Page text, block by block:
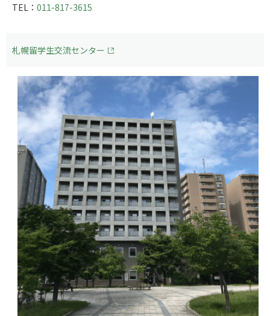
TEL： 011-817-3615
札幌留学生交流センター